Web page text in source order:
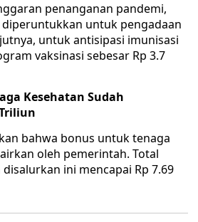
penanganan pandemi,
untuk pengadaan
untuk antisipasi imunisasi
vaksinasi sebesar Rp 3.7
Kesehatan Sudah
bahwa bonus untuk tenaga
oleh pemerintah. Total
ini mencapai Rp 7.69